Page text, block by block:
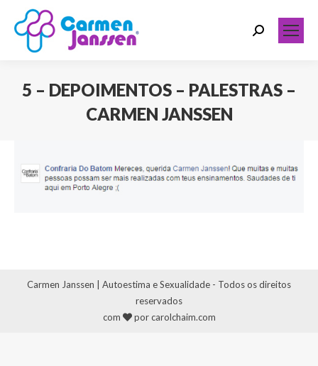
Search:
5 – DEPOIMENTOS – PALESTRAS –
CARMEN JANSSEN
Carmen Janssen | Autoestima e Sexualidade - Todos os direitos
reservados
com
por carolchaim.com